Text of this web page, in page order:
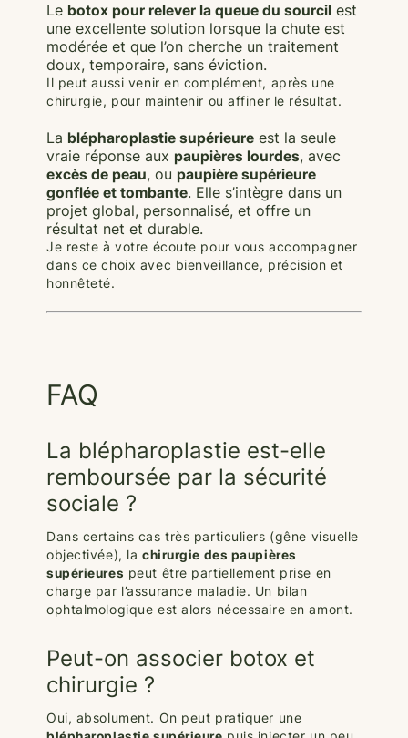
Le botox pour relever la queue du sourcil est
une excellente solution lorsque la chute est
modérée et que l’on cherche un traitement
doux, temporaire, sans éviction.
Il peut aussi venir en complément, après une
chirurgie, pour maintenir ou affiner le résultat.
La blépharoplastie supérieure est la seule
vraie réponse aux paupières lourdes, avec
excès de peau, ou paupière supérieure
gonflée et tombante. Elle s’intègre dans un
projet global, personnalisé, et offre un
résultat net et durable.
Je reste à votre écoute pour vous accompagner
dans ce choix avec bienveillance, précision et
honnêteté.
FAQ
La blépharoplastie est-elle
remboursée par la sécurité
sociale ?
Dans certains cas très particuliers (gêne visuelle
objectivée), la chirurgie des paupières
supérieures peut être partiellement prise en
charge par l’assurance maladie. Un bilan
ophtalmologique est alors nécessaire en amont.
Peut-on associer botox et
chirurgie ?
Oui, absolument. On peut pratiquer une